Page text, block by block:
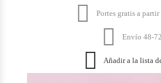
 Portes gratis a
 Envío 48-
 Añadir a la lista